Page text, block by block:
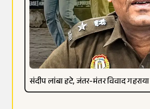
संदीप लांबा हटे, जंतर-मंतर विवाद गहराया